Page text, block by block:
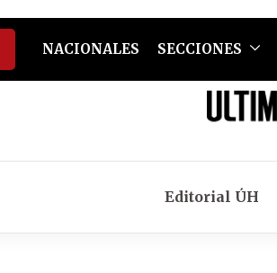
NACIONALES SECCIONES
Editorial ÚH